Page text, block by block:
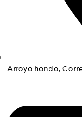
Arroyo hondo,